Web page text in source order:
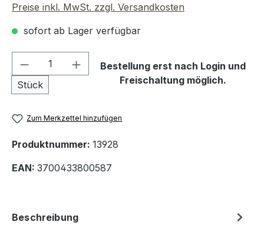
Preise inkl. MwSt. zzgl. Versandkosten
sofort ab Lager verfügbar
Produkt Anzahl: Gib den
Stück
Bestellung erst nach Login und
Freischaltung möglich.
Zum Merkzettel hinzufügen
Produktnummer: 13928
EAN: 3700433800587
Beschreibung